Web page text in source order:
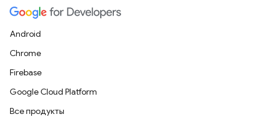
Android
Chrome
Firebase
Google Cloud Platform
Все продукты